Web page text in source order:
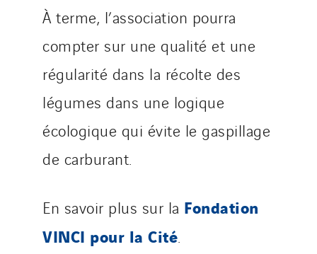
À terme, l’association pourra
compter sur une qualité et une
régularité dans la récolte des
légumes dans une logique
écologique qui évite le gaspillage
de carburant.
En savoir plus sur la Fondation
VINCI pour la Cité